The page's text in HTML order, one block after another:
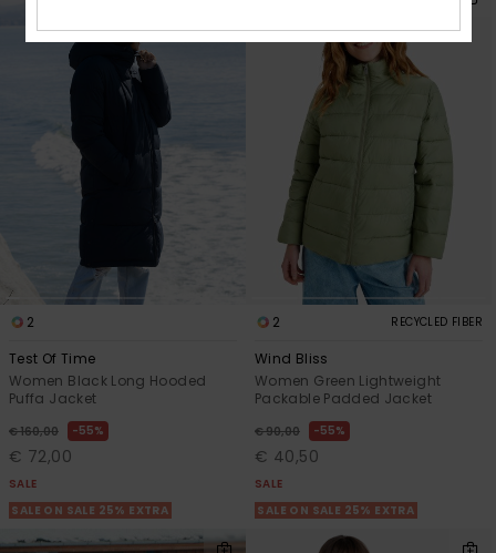
2
Test Of Time
Women Black Long Hooded
Puffa Jacket
€ 160,00 55%
€ 72,00
SALE
SALE ON SALE 25% EXTRA
2 RECYCLED FIBER
Wind Bliss
Women Green Lightweight
Packable Padded Jacket
€ 90,00 55%
€ 40,50
SALE
SALE ON SALE 25% EXTRA